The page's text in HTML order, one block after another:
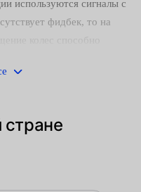
используются сигналы с
фидбек, то на
таких механизмов,
мало чем отличаются от
стране